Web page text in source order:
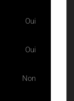
Oui
Oui
Non